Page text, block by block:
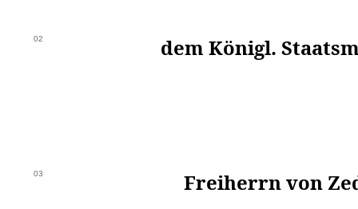
02 dem Königl.
03 Freiherrn von